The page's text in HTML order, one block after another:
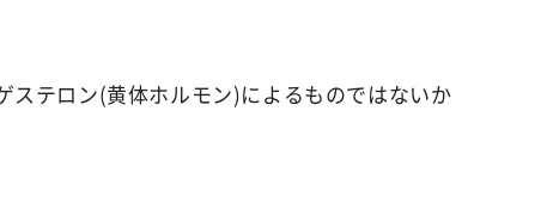
薬用イビサボディスクラブ
ステロン(黄体ホルモン)によるものではないか